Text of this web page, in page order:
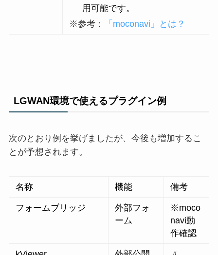
用可能です。
※参考：
「moconavi」とは？
LGWAN環境で使えるプラグイン例
次のとおり例を挙げましたが、今後も増加するこ
とが予想されます。
名称 機能 備考
フォームブリッジ
外部フォ
ーム
※moco
navi動
作確認